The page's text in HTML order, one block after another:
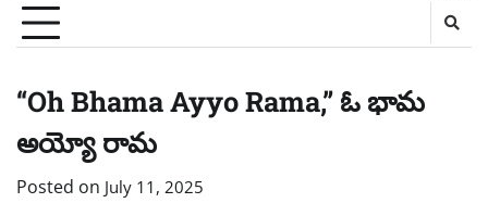
“Oh Bhama Ayyo Rama,” ఓ భామ
అయ్యో రామ
Posted on July 11, 2025